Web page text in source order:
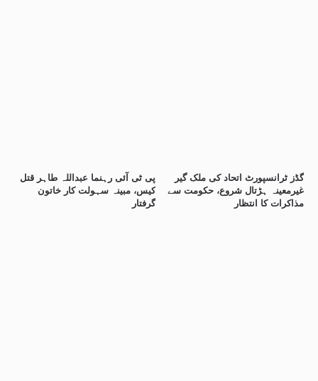
پی ٹی آئی رہنما عبداللہ طاہر قتل
کیس، مبینہ سہولت کار خاتون
گرفتار
گڈز ٹرانسپورٹ اتحاد کی ملک گیر
غیرمعینہ ہڑتال شروع، حکومت سے
مذاکرات کا انتظار